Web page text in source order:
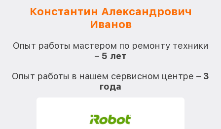
Константин Александрович
Иванов
Опыт работы мастером по ремонту техники
– 5 лет
Опыт работы в нашем сервисном центре – 3
года